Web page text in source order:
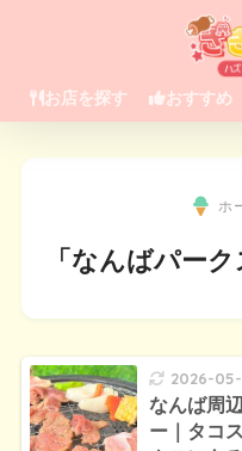
お店を探す おすすめ
ホ
「なんばパー
2026-
なんば周
ー｜タコ